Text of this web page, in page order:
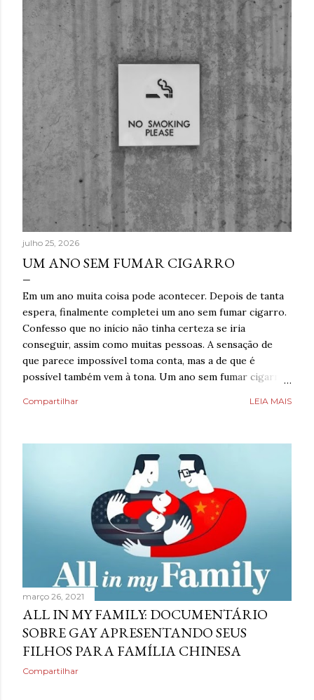
a
g
e
n
s
julho 25, 2026
UM ANO SEM FUMAR CIGARRO
Em um ano muita coisa pode acontecer. Depois de tanta
espera, finalmente completei um ano sem fumar cigarro.
Confesso que no início não tinha certeza se iria
conseguir, assim como muitas pessoas. A sensação de
que parece impossível toma conta, mas a de que é
possível também vem à tona. Um ano sem fumar cigarro.
estava mais interessado no quanto havia ganhado de
a ansiedade, descobriu tarde demais que também causava
ansiedade. Estaria mentindo se dissesse que estava
completamente livre do risco de recaída, ninguém estava,
mas estava feliz pelo dia finalmente ter chegado. Então,
respirava com mais tranquilidade e mesmo nos dias de
ansiedade, aprendera que o cigarro não era a resposta.
Pelo contrário, que criava mais problemas. Um ano
acreditando em si mesmo e confiando no processo. Um
ano sem fumar cigarro. Um ano. *Ben Oliveira é escritor,
formado em jornalismo . Autor do...
Compartilhar LEIA MAIS
março 26, 2021
ALL IN MY FAMILY: DOCUMENTÁRIO
SOBRE GAY APRESENTANDO SEUS
FILHOS PARA FAMÍLIA CHINESA
Compartilhar